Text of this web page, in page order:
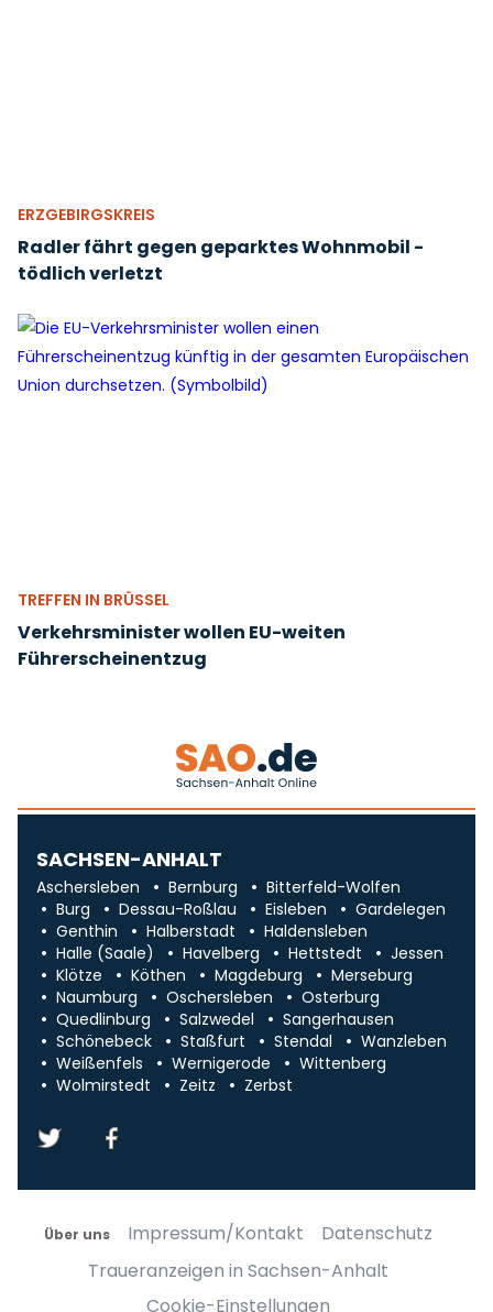
ERZGEBIRGSKREIS
Radler fährt gegen geparktes Wohnmobil -
tödlich verletzt
TREFFEN IN BRÜSSEL
Verkehrsminister wollen EU-weiten
Führerscheinentzug
SACHSEN-ANHALT
Aschersleben Bernburg
Bitterfeld-Wolfen
Burg
Dessau-Roßlau Eisleben
Gardelegen
Genthin
Halberstadt
Haldensleben
Halle (Saale)
Havelberg Hettstedt
Jessen
Klötze
Köthen Magdeburg
Merseburg
Naumburg
Oschersleben
Osterburg
Quedlinburg
Salzwedel
Sangerhausen
Schönebeck
Staßfurt Stendal
Wanzleben
Weißenfels
Wernigerode
Wittenberg
Wolmirstedt
Zeitz Zerbst
Über uns Impressum/Kontakt
Datenschutz
Traueranzeigen in Sachsen-Anhalt
Cookie-Einstellungen